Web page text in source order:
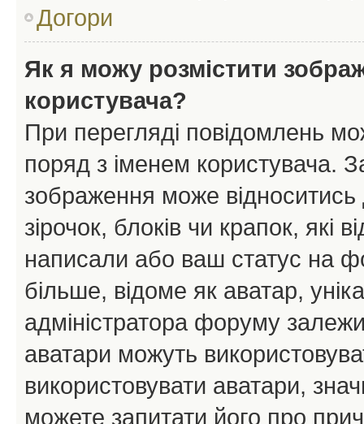
Догори
Як я можу розмістити
користувача?
При перегляді повідомлень
поряд з іменем користувача.
зображення може відноситись
зірочок, блоків чи крапок, які
написали або ваш статус на
більше, відоме як аватар,
адміністратора форуму
аватари можуть
використовувати аватари,
можете запитати його про